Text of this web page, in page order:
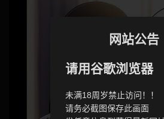
网站公告
请用谷歌浏览器
未满18周岁禁止访问！！
请务必截图保存此画面